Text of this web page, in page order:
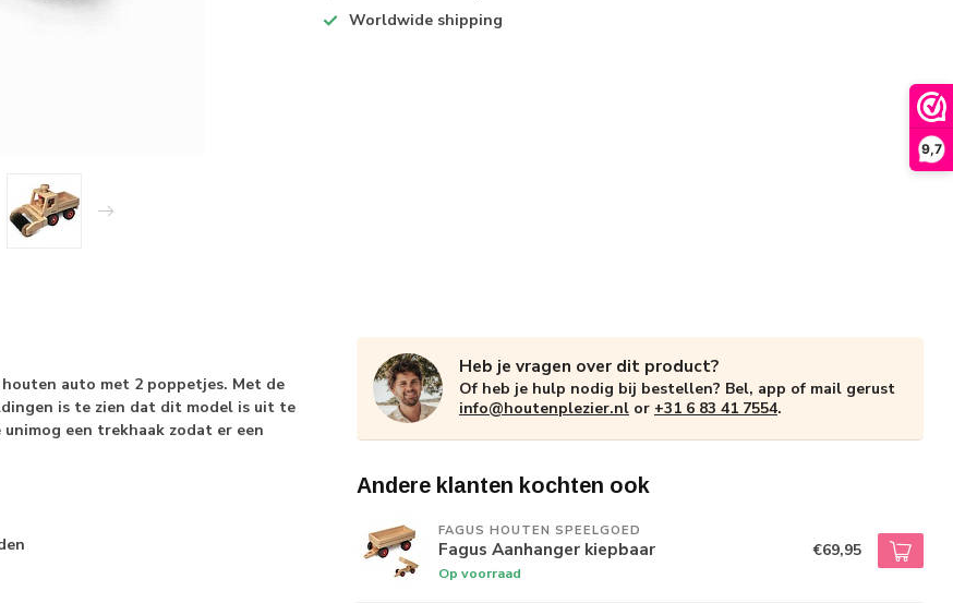
9,7
Worldwide shipping
auto met 2 poppetjes. Met de
is te zien dat dit model is uit te
een trekhaak zodat er een
Heb je vragen over dit product?
Of heb je hulp nodig bij bestellen? Bel, app of mail gerust
info@houtenplezier.nl or +31 6 83 41 7554.
Andere klanten kochten ook
FAGUS HOUTEN SPEELGOED
Fagus Aanhanger kiepbaar
Op voorraad
€69,95